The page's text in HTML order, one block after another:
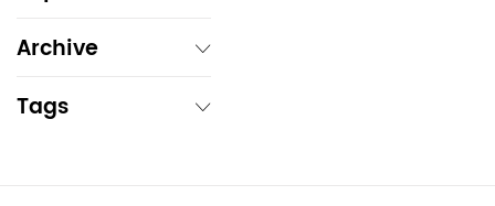
Archive
Tags